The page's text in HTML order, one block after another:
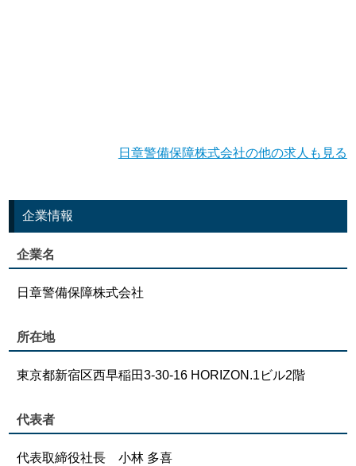
日章警備保障株式会社の他の求人も見る
企業情報
企業名
日章警備保障株式会社
所在地
東京都新宿区西早稲田3-30-16 HORIZON.1ビル2階
代表者
代表取締役社長 小林 多喜